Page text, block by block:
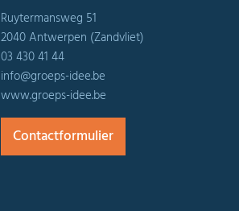
Ruytermansweg 51
2040 Antwerpen (Zandvliet)
03 430 41 44
info@groeps-idee.be
www.groeps-idee.be
Contactformulier